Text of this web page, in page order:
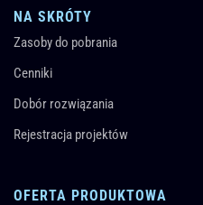
NA SKRÓTY
Zasoby do pobrania
Cenniki
Dobór rozwiązania
Rejestracja projektów
OFERTA PRODUKTOWA